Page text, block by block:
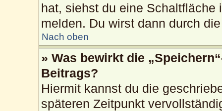
hat, siehst du eine
melden. Du wirst dann durch
Nach oben
» Was bewirkt die
Beitrags?
Hiermit kannst du die
späteren Zeitpunkt